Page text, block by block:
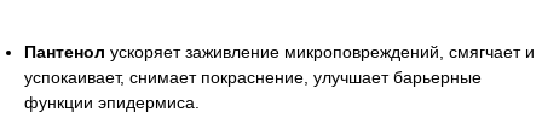
Пантенол ускоряет заживление микроповреждений, смягчает и
успокаивает, снимает покраснение, улучшает барьерные
функции эпидермиса.